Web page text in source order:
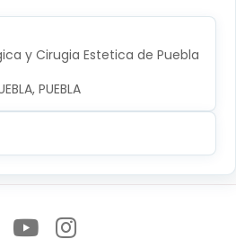
y Cirugia Estetica de Puebla
PUEBLA